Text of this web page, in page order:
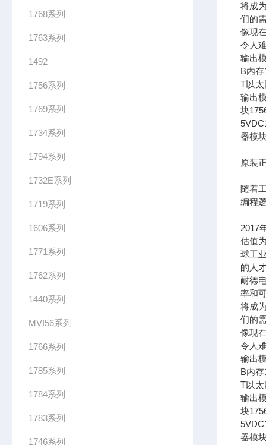
1768系列
1763系列
1492
1756系列
1769系列
1734系列
1794系列
1732E系列
1719系列
1606系列
1771系列
1762系列
1440系列
MVI56系列
1766系列
1785系列
1784系列
1783系列
1746系列
将成
们的
像现
令人
输出
B内
T以太
输出
块
器模
原装
随着
编程
2017
估值
球工
的人
耐德
率和
将成
们的
像现
令人
输出
B内
T以太
输出
块
器模